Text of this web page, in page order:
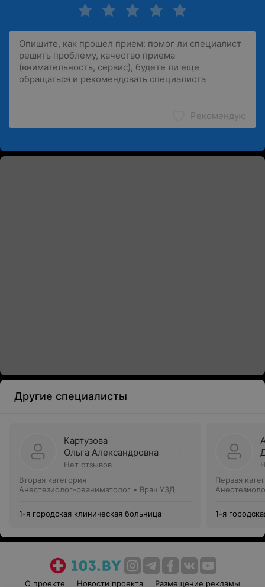
Рекомендую
Другие специалисты
Картузова
Ольга Александровна
Нет отзывов
Вторая категория
Анестезиолог-реаниматолог • Врач УЗД
1-я городская клиническая больница
Первая
1-я
О проекте Новости проекта Размещение рекламы